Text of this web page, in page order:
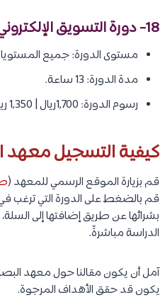
18- دورة التسويق الإلكتروني:
مستوى الدورة: جميع
مدة الدورة: 13 ساعة.
رسوم الدورة: 1,700ريال | 1,350 ريال للتسجيل المبكر.
كيفية التسجيل معهد
قم بزيارة الموقع الرسمي للمعهد (
قم بالضغط على الدورة التي ترغب
بشرائها عن طريق إضافتها إلى
الدراسة مباشرةً.
آمل أن يكون مقالنا حول معهد
يكون قد حقق الأهداف المرجوة.